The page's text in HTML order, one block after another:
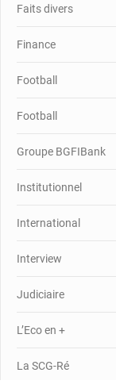
Faits divers
Finance
Football
Football
Groupe BGFIBank
Institutionnel
International
Interview
Judiciaire
L’Eco en +
La SCG-Ré